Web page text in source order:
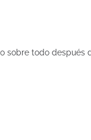
sobre todo después